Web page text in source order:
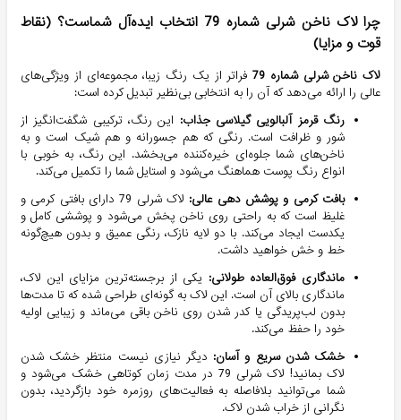
چرا لاک ناخن شرلی شماره 79 انتخاب ایده‌آل شماست؟ (نقاط
قوت و مزایا)
لاک ناخن شرلی شماره 79
فراتر از یک رنگ زیبا، مجموعه‌ای از ویژگی‌های
عالی را ارائه می‌دهد که آن را به انتخابی بی‌نظیر تبدیل کرده است:
رنگ قرمز آلبالویی گیلاسی جذاب: این رنگ، ترکیبی شگفت‌انگیز از
شور و ظرافت است. رنگی که هم جسورانه و هم شیک است و به
ناخن‌های شما جلوه‌ای خیره‌کننده می‌بخشد. این رنگ، به خوبی با
انواع رنگ پوست هماهنگ می‌شود و استایل شما را تکمیل می‌کند.
بافت کرمی و پوشش دهی عالی:
لاک شرلی 79 دارای بافتی کرمی و
غلیظ است که به راحتی روی ناخن پخش می‌شود و پوششی کامل و
یکدست ایجاد می‌کند. با دو لایه نازک، رنگی عمیق و بدون هیچ‌گونه
خط و خش خواهید داشت.
ماندگاری فوق‌العاده طولانی: یکی از برجسته‌ترین مزایای این لاک،
ماندگاری بالای آن است. این لاک به گونه‌ای طراحی شده که تا مدت‌ها
بدون لب‌پریدگی یا کدر شدن روی ناخن باقی می‌ماند و زیبایی اولیه
خود را حفظ می‌کند.
خشک شدن سریع و آسان: دیگر نیازی نیست منتظر خشک شدن
لاک بمانید! لاک شرلی 79 در مدت زمان کوتاهی خشک می‌شود و
شما می‌توانید بلافاصله به فعالیت‌های روزمره خود بازگردید، بدون
نگرانی از خراب شدن لاک.